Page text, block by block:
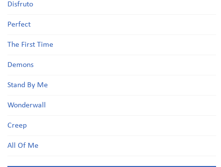
Disfruto
Perfect
The First Time
Demons
Stand By Me
Wonderwall
Creep
All Of Me